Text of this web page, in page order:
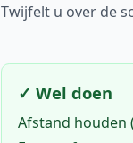
Twijfelt u over de
✓ Wel doen
Afstand houden